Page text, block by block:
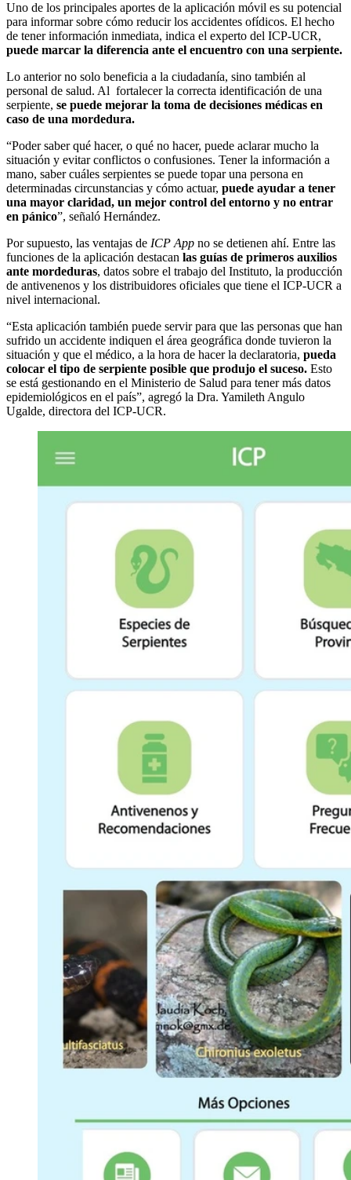
Uno de los principales aportes de la aplicación móvil es su potencial
para informar sobre cómo reducir los accidentes ofídicos. El hecho
de tener información inmediata, indica el experto del ICP-UCR,
puede marcar la diferencia ante el encuentro con una serpiente.
Lo anterior no solo beneficia a la ciudadanía, sino también al
personal de salud. Al fortalecer la correcta identificación de una
serpiente, se puede mejorar la toma de decisiones médicas en
caso de una mordedura.
“Poder saber qué hacer, o qué no hacer, puede aclarar mucho la
situación y evitar conflictos o confusiones. Tener la información a
mano, saber cuáles serpientes se puede topar una persona en
determinadas circunstancias y cómo actuar, puede ayudar a tener
una mayor claridad, un mejor control del entorno y no entrar
en pánico”, señaló Hernández.
Por supuesto, las ventajas de ICP App no se detienen ahí. Entre las
funciones de la aplicación destacan las guías de primeros auxilios
ante mordeduras, datos sobre el trabajo del Instituto, la producción
de antivenenos y los distribuidores oficiales que tiene el ICP-UCR a
nivel internacional.
“Esta aplicación también puede servir para que las personas que han
sufrido un accidente indiquen el área geográfica donde tuvieron la
situación y que el médico, a la hora de hacer la declaratoria, pueda
colocar el tipo de serpiente posible que produjo el suceso. Esto
se está gestionando en el Ministerio de Salud para tener más datos
epidemiológicos en el país”, agregó la Dra. Yamileth Angulo
Ugalde, directora del ICP-UCR.